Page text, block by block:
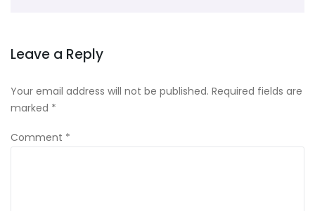
Leave a Reply
Your email address will not be published. Required fields are
marked *
Comment *